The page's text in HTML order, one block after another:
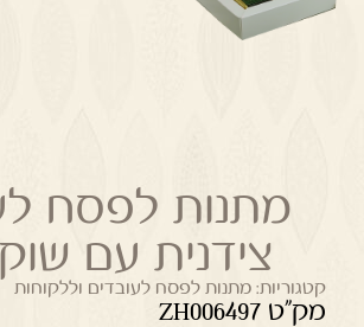
מתנות לפסח
צידנית עם
קטגוריות: מתנות לפסח לעובדים וללקוחות
מק"ט ZH006497